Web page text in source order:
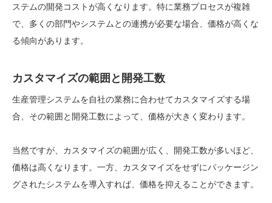
ステムの開発コストが高くなります。 特に業務プロセスが複雑
で、多くの部門やシステムとの連携が必要な場合、価格が高くな
る傾向があります。
カスタマイズの範囲と開発工数
生産管理システムを自社の業務に合わせてカスタマイズする場
合、その範囲と開発工数によって、価格が大きく変わります。
当然ですが、カスタマイズの範囲が広く、開発工数が多いほど、
価格は高くなります。一方、カスタマイズをせずにパッケージン
グされたシステムを導入すれば、価格を抑えることができます。